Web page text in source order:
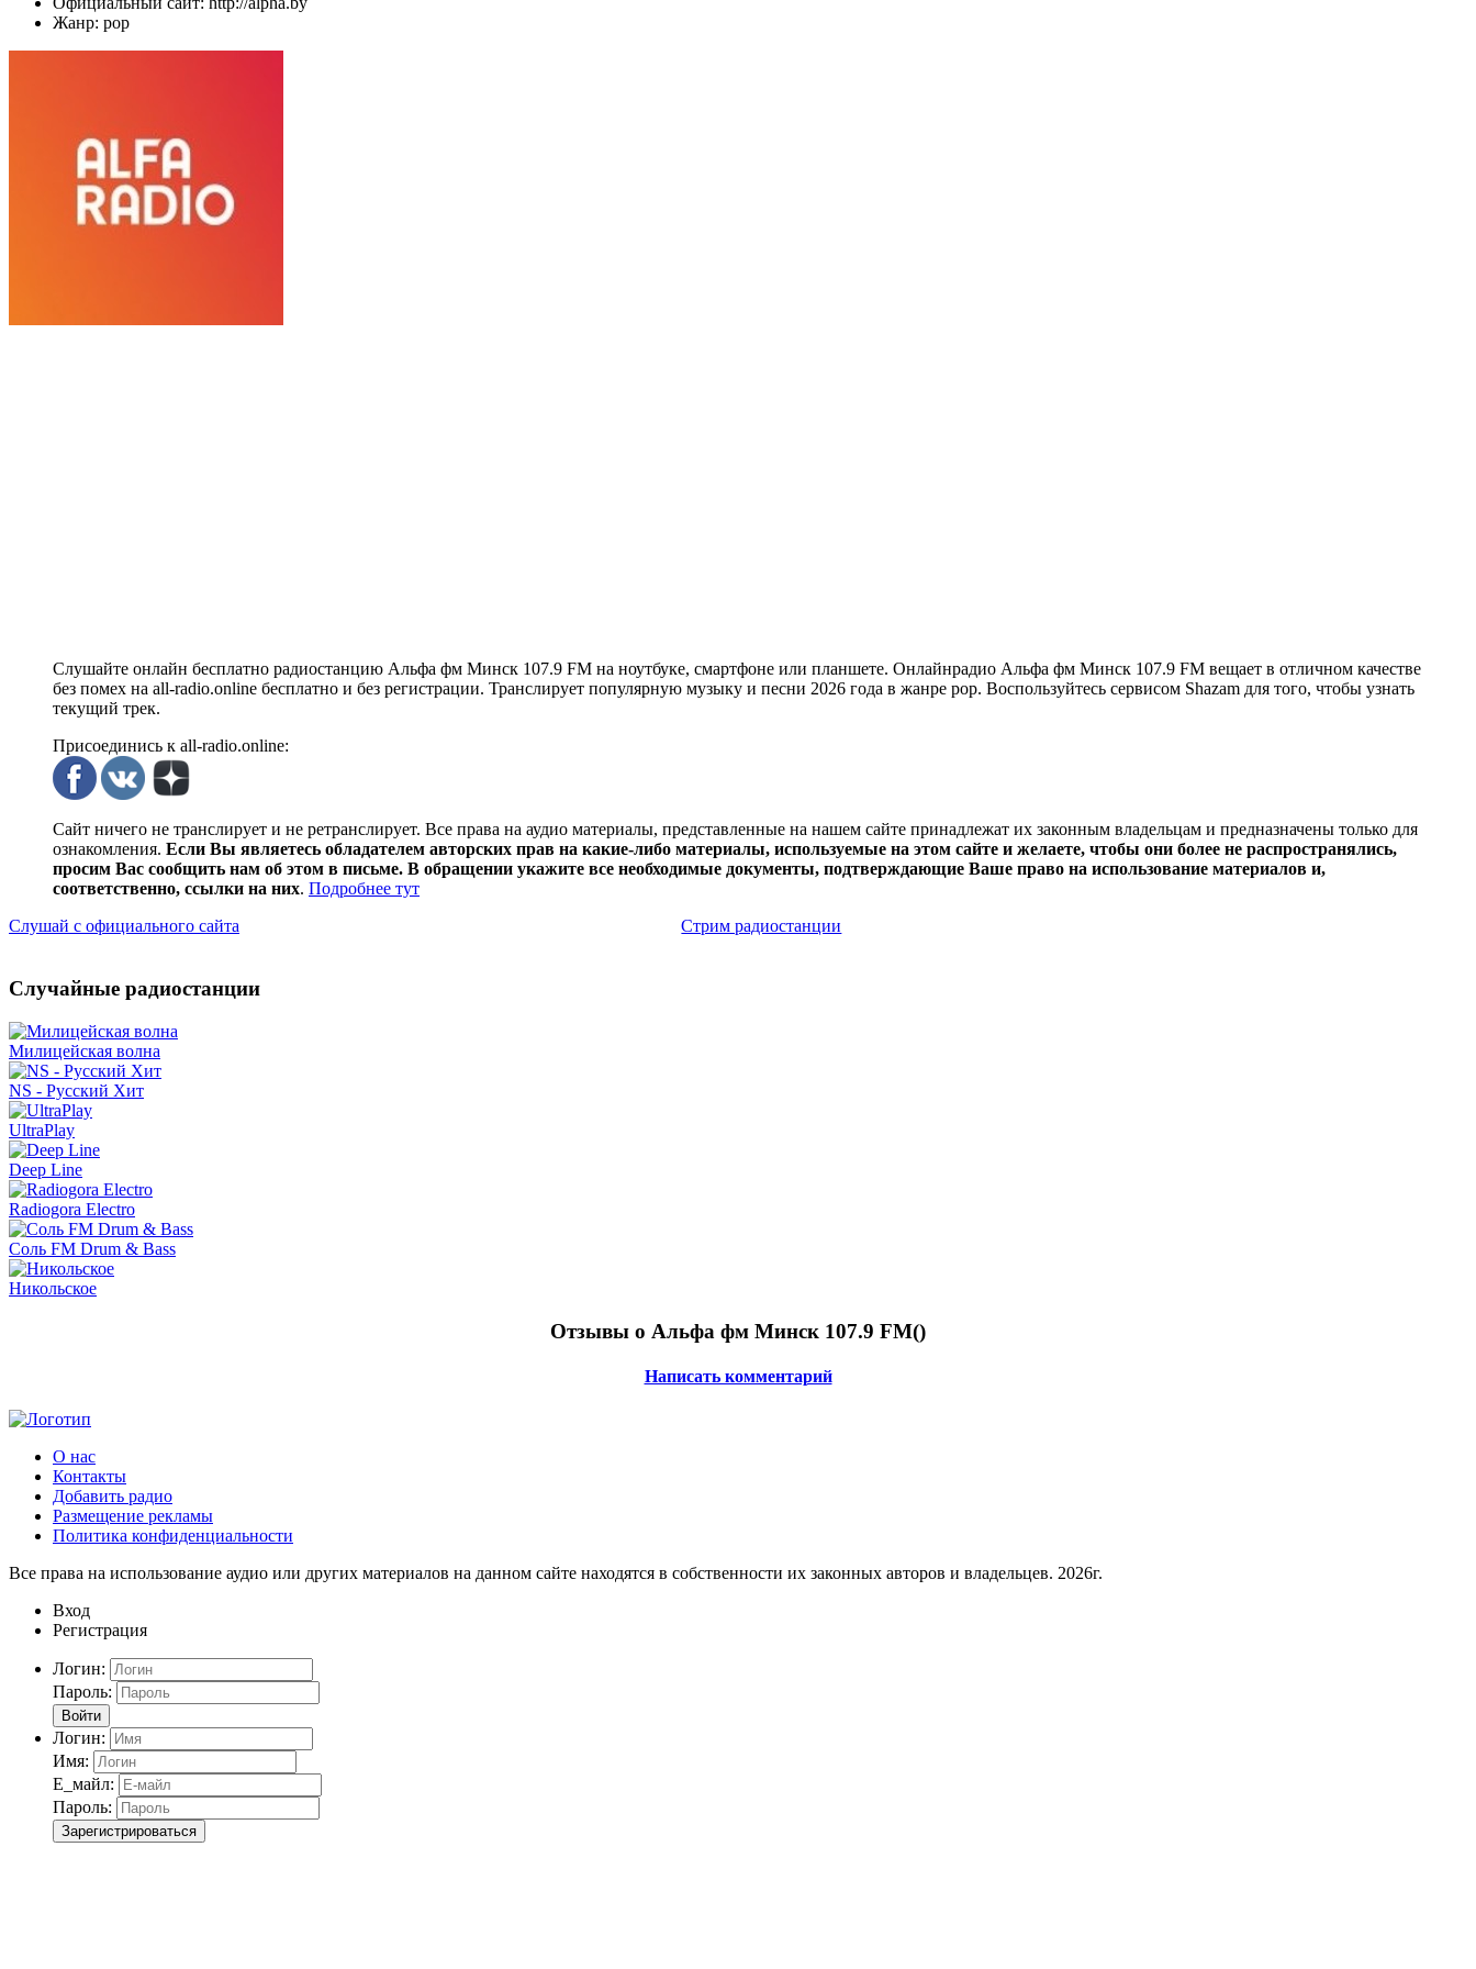
Жанр: pop
Слушайте онлайн бесплатно радиостанцию Альфа фм Минск 107.9 FM на ноутбуке, смартфоне или планшете. Онлайнрадио Альфа фм Минск 107.9 FM вещает в отличном качестве
без помех на all-radio.online бесплатно и без регистрации. Транслирует популярную музыку и песни 2026 года в жанре pop. Воспользуйтесь сервисом Shazam для того, чтобы узнать
текущий трек.
Присоединись к all-radio.online:
Сайт ничего не транслирует и не ретранслирует. Все права на аудио материалы, представленные на нашем сайте принадлежат их законным владельцам и предназначены только для
ознакомления. Если Вы являетесь обладателем авторских прав на какие-либо материалы, используемые на этом сайте и желаете, чтобы они более не распространялись,
просим Вас сообщить нам об этом в письме. В обращении укажите все необходимые документы, подтверждающие Ваше право на использование материалов и,
соответственно, ссылки на них. Подробнее тут
Слушай с официального сайта
Стрим радиостанции
Случайные радиостанции
Милицейская волна
NS - Русский Хит
UltraPlay
Deep Line
Radiogora Electro
Соль FM Drum & Bass
Никольское
Отзывы о Альфа фм Минск 107.9 FM()
Написать комментарий
О нас
Контакты
Добавить радио
Размещение рекламы
Политика конфиденциальности
Все права на использование аудио или других материалов на данном сайте находятся в собственности их законных авторов и владельцев. 2026г.
Вход
Регистрация
Логин:
Пароль:
Войти
Логин:
Имя:
Е_майл:
Пароль:
Зарегистрироваться